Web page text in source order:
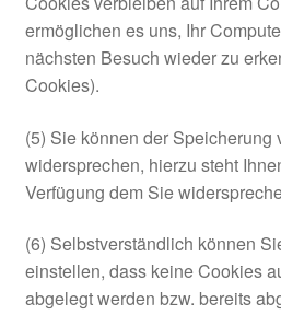
ermöglichen es uns, Ihr
nächsten Besuch wieder zu
Cookies).
(5) Sie können der Speicherung
widersprechen, hierzu steht
Verfügung dem Sie
(6) Selbstverständlich können
einstellen, dass keine Cookies
abgelegt werden bzw. bereits